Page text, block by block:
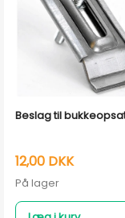
Beslag til
12,00 DKK
På lager